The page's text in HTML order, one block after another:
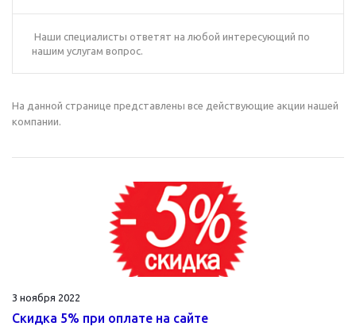
Наши специалисты ответят на любой интересующий по
нашим услугам вопрос.
На данной странице представлены все действующие акции нашей
компании.
3 ноября 2022
Скидка 5% при оплате на сайте